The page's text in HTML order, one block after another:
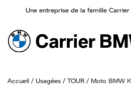
Une entreprise de la famille Carrier
Main Navigation
Accueil /Usagées /TOUR / Moto BMW